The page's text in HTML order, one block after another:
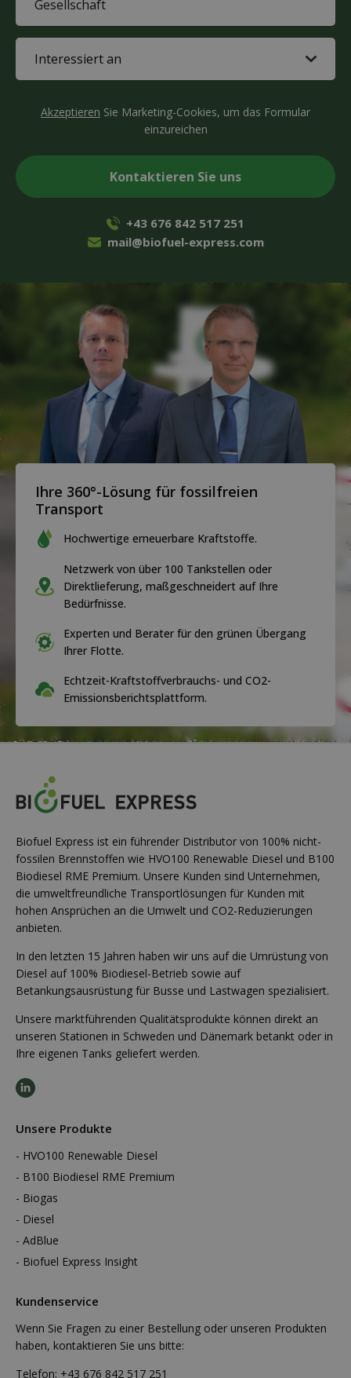
Ihre 360°-Lösung für fossilfreien
Transport
Hochwertige erneuerbare Kraftstoffe.
Netzwerk von über 100 Tankstellen oder
Direktlieferung, maßgeschneidert auf Ihre
Bedürfnisse.
Experten und Berater für den grünen Übergang
Ihrer Flotte.
Echtzeit-Kraftstoffverbrauchs- und CO2-
Emissionsberichtsplattform.
(Required)
(Required)
Akzeptieren Sie Marketing-Cookies, um das Formular
einzureichen
+43 676 842 517 251
mail@biofuel-express.com
Biofuel Express ist ein führender Distributor von 100% nicht-
fossilen Brennstoffen wie HVO100 Renewable Diesel und B100
Biodiesel RME Premium. Unsere Kunden sind Unternehmen,
die umweltfreundliche Transportlösungen für Kunden mit
hohen Ansprüchen an die Umwelt und CO2-Reduzierungen
anbieten.
In den letzten 15 Jahren haben wir uns auf die Umrüstung von
Diesel auf 100% Biodiesel-Betrieb sowie auf
Betankungsausrüstung für Busse und Lastwagen spezialisiert.
Unsere marktführenden Qualitätsprodukte können direkt an
unseren Stationen in Schweden und Dänemark betankt oder in
Ihre eigenen Tanks geliefert werden.
Unsere Produkte
HVO100 Renewable Diesel
B100 Biodiesel RME Premium
Biogas
Diesel
AdBlue
Biofuel Express Insight
Kundenservice
Wenn Sie Fragen zu einer Bestellung oder unseren Produkten
haben, kontaktieren Sie uns bitte:
Telefon: +43 676 842 517 251